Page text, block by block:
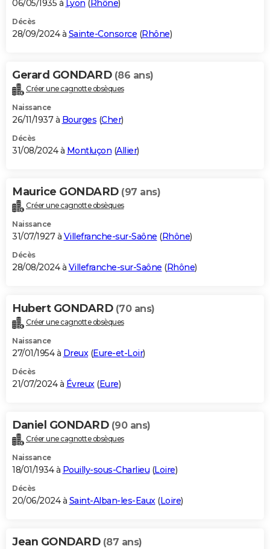
06/05/1935 à Lyon ( Rhône)
Décès
28/09/2024 à Sainte-Consorce (Rhône)
Gerard GONDARD (86 ans)
Créer une cagnotte obsèques
Naissance
26/11/1937 à Bourges (Cher)
Décès
31/08/2024 à Montluçon (Allier)
Maurice GONDARD (97 ans)
Créer une cagnotte obsèques
Naissance
31/07/1927 à Villefranche-sur-Saône (Rhône)
Décès
28/08/2024 à Villefranche-sur-Saône (Rhône)
Hubert GONDARD (70 ans)
Créer une cagnotte obsèques
Naissance
27/01/1954 à Dreux(Eure-et-Loir)
Décès
21/07/2024 à Évreux(Eure)
Daniel GONDARD (90 ans)
Créer une cagnotte obsèques
Naissance
18/01/1934 à Pouilly-sous-Charlieu (Loire)
Décès
20/06/2024 à Saint-Alban-les-Eaux(Loire)
Jean GONDARD (87 ans)